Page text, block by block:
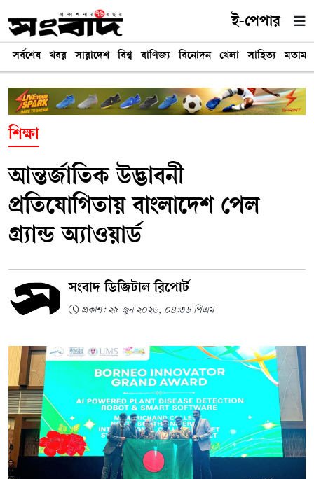
ই-পেপার
সর্বশেষ খবর সারাদেশ বিশ্ব বাণিজ্য বিনোদন খেলা সাহিত্য মতামত
শিক্ষা
আন্তর্জাতিক উদ্ভাবনী
প্রতিযোগিতায় বাংলাদেশ পেল
গ্র্যান্ড অ্যাওয়ার্ড
সংবাদ ডিজিটাল রিপোর্ট
প্রকাশ: ২৯ জুন ২০২৬, ০৪:৩৬ পিএম